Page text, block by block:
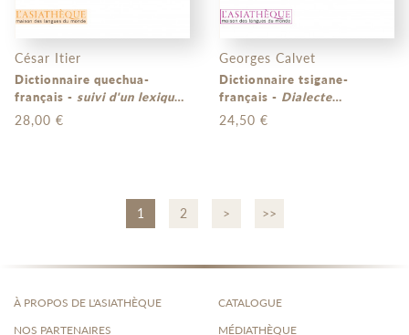
César Itier
Dictionnaire quechua-
français - suivi d'un lexique
français-quechua
28,00 €
Georges Calvet
Dictionnaire tsigane-
français - Dialecte
kalderash
24,50 €
1 2 > >>
À PROPOS DE L'ASIATHÈQUE
NOS PARTENAIRES
CATALOGUE
MÉDIATHÈQUE